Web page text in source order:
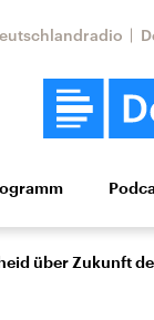
über Zukunft